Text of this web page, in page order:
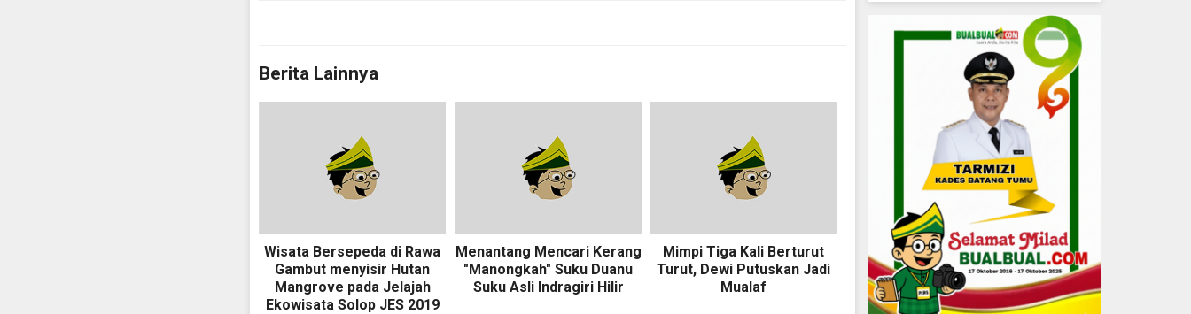
Berita Lainnya
Wisata Bersepeda di Rawa
Gambut menyisir Hutan
Mangrove pada Jelajah
Ekowisata Solop JES 2019
Menantang Mencari Kerang
"Manongkah" Suku Duanu
Suku Asli Indragiri Hilir
Mimpi Tiga Kali Berturut
Turut, Dewi Putuskan Jadi
Mualaf